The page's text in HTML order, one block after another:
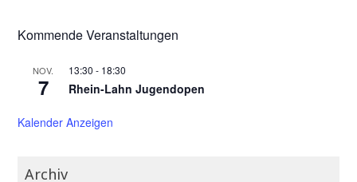
Kommende Veranstaltungen
NOV.
7
13:30 - 18:30
Rhein-Lahn Jugendopen
Kalender Anzeigen
Archiv